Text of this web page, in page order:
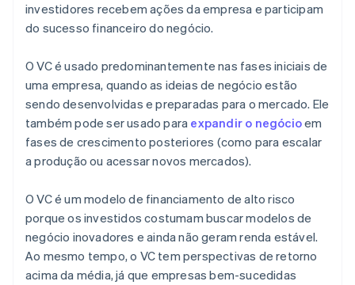
investidores recebem ações da empresa e participam
do sucesso financeiro do negócio.
O VC é usado predominantemente nas fases iniciais de
uma empresa, quando as ideias de negócio estão
sendo desenvolvidas e preparadas para o mercado. Ele
também pode ser usado para expandir o negócioem
fases de crescimento posteriores (como para escalar
a produção ou acessar novos mercados).
O VC é um modelo de financiamento de alto risco
porque os investidos costumam buscar modelos de
negócio inovadores e ainda não geram renda estável.
Ao mesmo tempo, o VC tem perspectivas de retorno
acima da média, já que empresas bem-sucedidas